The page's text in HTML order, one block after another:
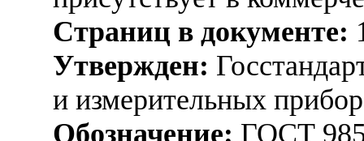
Страниц в документе:
Утвержден:
и измерительных
Обозначение: ГОСТ